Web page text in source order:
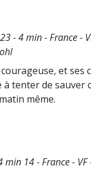
- 4 min - France -
et ses
tenter de sauver
même.
14 - France - VF